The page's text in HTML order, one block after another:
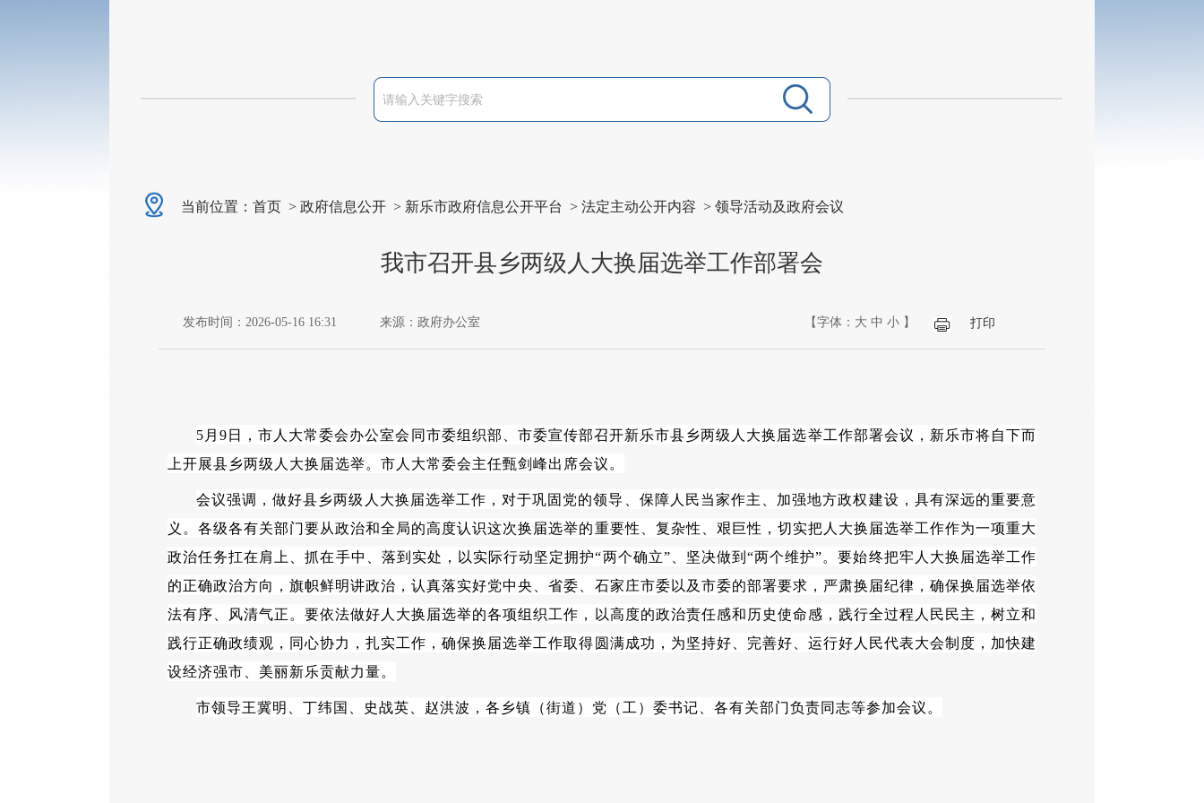
当前位置： 首页 > 政府信息公开 > 新乐市政府信息公开平台 > 法定主动公开内容 > 领导活动及政府会议
我市召开县乡两级人大换届选举工作部署会
发布时间：2026-05-16 16:31 来源：政府办公室 【字体： 大 中 小 】 打印
5月9日，市人大常委会办公室会同市委组织部、市委宣传部召开新乐市县乡两级人大换届选举工作部署会议，新乐市将自下而
上开展县乡两级人大换届选举。市人大常委会主任甄剑峰出席会议。
会议强调，做好县乡两级人大换届选举工作，对于巩固党的领导、保障人民当家作主、加强地方政权建设，具有深远的重要意
义。各级各有关部门要从政治和全局的高度认识这次换届选举的重要性、复杂性、艰巨性，切实把人大换届选举工作作为一项重大
政治任务扛在肩上、抓在手中、落到实处，以实际行动坚定拥护“两个确立”、坚决做到“两个维护”。要始终把牢人大换届选举工作
的正确政治方向，旗帜鲜明讲政治，认真落实好党中央、省委、石家庄市委以及市委的部署要求，严肃换届纪律，确保换届选举依
法有序、风清气正。要依法做好人大换届选举的各项组织工作，以高度的政治责任感和历史使命感，践行全过程人民民主，树立和
践行正确政绩观，同心协力，扎实工作，确保换届选举工作取得圆满成功，为坚持好、完善好、运行好人民代表大会制度，加快建
设经济强市、美丽新乐贡献力量。
市领导王冀明、丁纬国、史战英、赵洪波，各乡镇（街道）党（工）委书记、各有关部门负责同志等参加会议。